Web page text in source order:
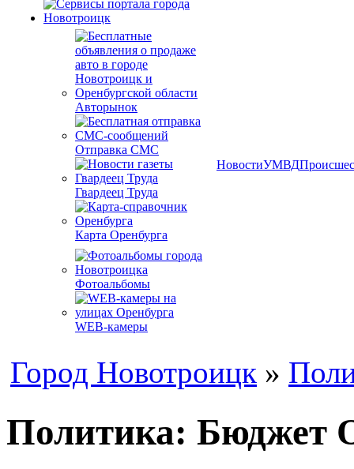
Авторынок
Отправка СМС
Гвардеец Труда
Карта Оренбурга
Фотоальбомы
WEB-камеры
НовостиУМВД
Город Новотроицк »
Политика: Бюджет